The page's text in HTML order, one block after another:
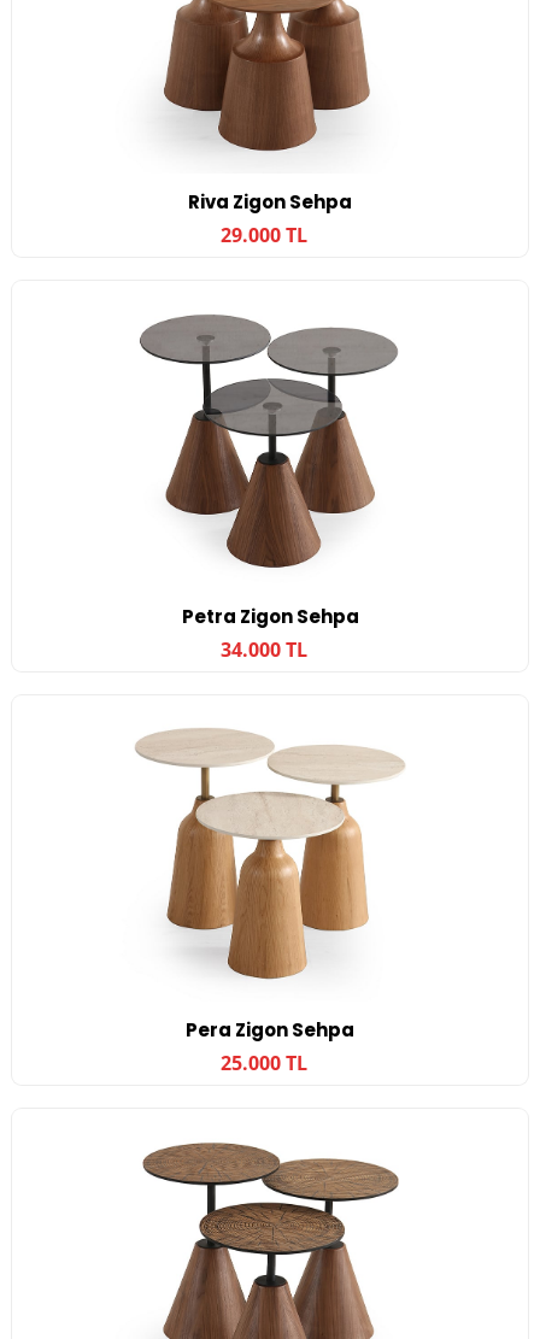
Riva Zigon Sehpa
29.000 TL
Petra Zigon Sehpa
34.000 TL
Pera Zigon Sehpa
25.000 TL